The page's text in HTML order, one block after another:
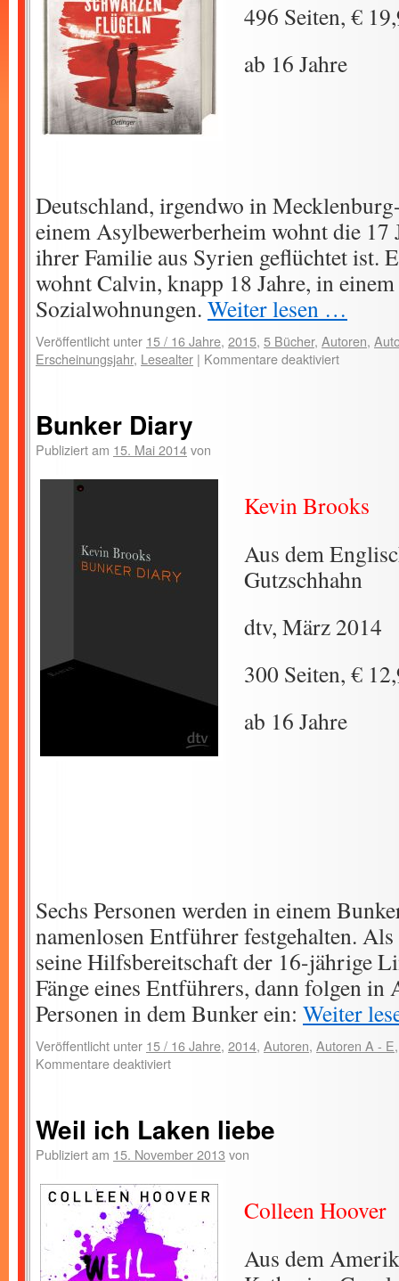
496 Seiten, €
ab 16 Jahre
Deutschland, irgendwo in
einem Asylbewerberheim wohnt die
ihrer Familie aus Syrien geflüchtet ist.
wohnt Calvin, knapp 18 Jahre, in
Sozialwohnungen. Weiter lesen …
Veröffentlicht unter 15 / 16 Jahre, 2015, 5 Bücher, Autoren,
Erscheinungsjahr, Lesealter | Kommentare deaktiviert
Bunker Diary
Publiziert am 15. Mai 2014von
Kevin Brooks
Aus dem
Gutzschhahn
dtv, März 2014
300 Seiten, €
ab 16 Jahre
Sechs Personen werden in einem
namenlosen Entführer festgehalten.
seine Hilfsbereitschaft der 16-jährige
Fänge eines Entführers, dann folgen in
Personen in dem Bunker ein: Weiter
Veröffentlicht unter 15 / 16 Jahre, 2014, Autoren, Autoren A - E
Kommentare deaktiviert
Weil ich Laken liebe
Publiziert am 15. November 2013 von
Colleen Hoover
Aus dem